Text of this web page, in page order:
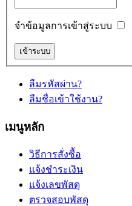
จำข้อมูลการเข้าสู่ระบบ
ลืมรหัสผ่าน?
ลืมชื่อเข้าใช้งาน?
เมนูหลัก
วิธีการสั่งซื้อ
แจ้งชำระเงิน
แจ้งเลขพัสดุ
ตรวจสอบพัสดุ